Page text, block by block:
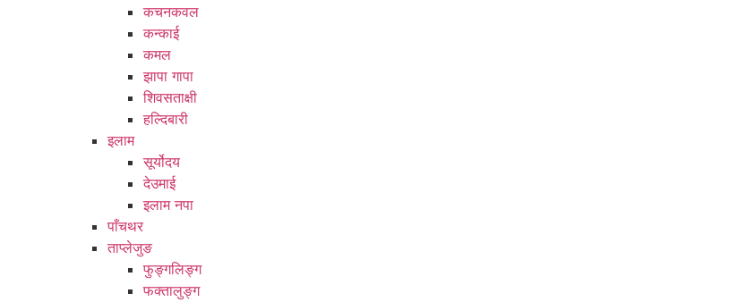
कचनकवल
कन्काई
कमल
झापा गापा
शिवसताक्षी
हल्दिबारी
इलाम
सूर्योदय
देउमाई
इलाम नपा
पाँचथर
ताप्लेजुङ
फुङ्गलिङ्ग
फक्तालुङ्ग